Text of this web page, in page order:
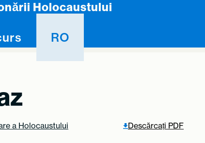
Holocaustului
RO
a Holocaustului Descărcați PDF